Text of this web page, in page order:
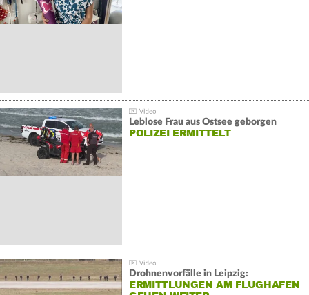
Leblose Frau aus Ostsee geborgen
POLIZEI ERMITTELT
Drohnenvorfälle in Leipzig:
ERMITTLUNGEN AM FLUGHAFEN